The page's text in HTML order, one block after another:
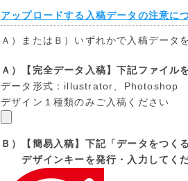
アップロードする入稿データの注意に
Ａ）またはＢ）いずれかで入稿データ
Ａ）【完全データ入稿】下記ファイル
データ形式：illustrator、Photoshop
デザイン１種類のみご入稿ください
Ｂ）【簡易入稿】下記「データをつく
デザインキーを発行・入力してくだ